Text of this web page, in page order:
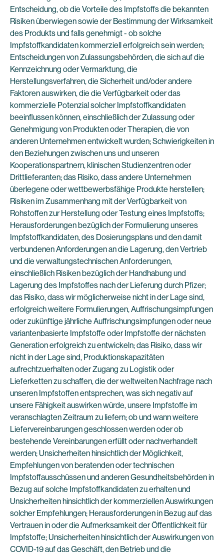
Entscheidung, ob die Vorteile des Impfstoffs die bekannten
Risiken überwiegen sowie der Bestimmung der Wirksamkeit
des Produkts und falls genehmigt - ob solche
Impfstoffkandidaten kommerziell erfolgreich sein werden;
Entscheidungen von Zulassungsbehörden, die sich auf die
Kennzeichnung oder Vermarktung, die
Herstellungsverfahren, die Sicherheit und/oder andere
Faktoren auswirken, die die Verfügbarkeit oder das
kommerzielle Potenzial solcher Impfstoffkandidaten
beeinflussen können, einschließlich der Zulassung oder
Genehmigung von Produkten oder Therapien, die von
anderen Unternehmen entwickelt wurden; Schwierigkeiten in
den Beziehungen zwischen uns und unseren
Kooperationspartnern, klinischen Studienzentren oder
Drittlieferanten; das Risiko, dass andere Unternehmen
überlegene oder wettbewerbsfähige Produkte herstellen;
Risiken im Zusammenhang mit der Verfügbarkeit von
Rohstoffen zur Herstellung oder Testung eines Impfstoffs;
Herausforderungen bezüglich der Formulierung unseres
Impfstoffkandidaten, des Dosierungsplans und den damit
verbundenen Anforderungen an die Lagerung, den Vertrieb
und die verwaltungstechnischen Anforderungen,
einschließlich Risiken bezüglich der Handhabung und
Lagerung des Impfstoffes nach der Lieferung durch Pfizer;
das Risiko, dass wir möglicherweise nicht in der Lage sind,
erfolgreich weitere Formulierungen, Auffrischungsimpfungen
oder zukünftige jährliche Auffrischungsimpfungen oder neue
variantenbasierte Impfstoffe oder Impfstoffe der nächsten
Generation erfolgreich zu entwickeln; das Risiko, dass wir
nicht in der Lage sind, Produktionskapazitäten
aufrechtzuerhalten oder Zugang zu Logistik oder
Lieferketten zu schaffen, die der weltweiten Nachfrage nach
unseren Impfstoffen entsprechen, was sich negativ auf
unsere Fähigkeit auswirken würde, unsere Impfstoffe im
veranschlagten Zeitraum zu liefern; ob und wann weitere
Liefervereinbarungen geschlossen werden oder ob
bestehende Vereinbarungen erfüllt oder nachverhandelt
werden; Unsicherheiten hinsichtlich der Möglichkeit,
Empfehlungen von beratenden oder technischen
Impfstoffausschüssen und anderen Gesundheitsbehörden in
Bezug auf solche Impfstoffkandidaten zu erhalten und
Unsicherheiten hinsichtlich der kommerziellen Auswirkungen
solcher Empfehlungen; Herausforderungen in Bezug auf das
Vertrauen in oder die Aufmerksamkeit der Öffentlichkeit für
Impfstoffe; Unsicherheiten hinsichtlich der Auswirkungen von
COVID-19 auf das Geschäft, den Betrieb und die